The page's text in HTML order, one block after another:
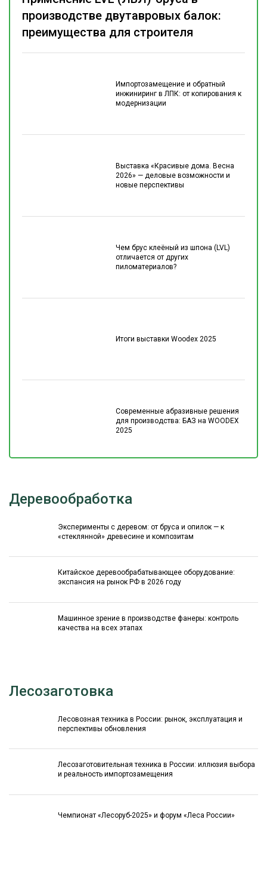
Импортозамещение и обратный
инжиниринг в ЛПК: от копирования к
модернизации
Выставка «Красивые дома. Весна
2026» — деловые возможности и
новые перспективы
Чем брус клеёный из шпона (LVL)
отличается от других
пиломатериалов?
Итоги выставки Woodex 2025
Современные абразивные решения
для производства: БАЗ на WOODEX
2025
производстве двутавровых балок:
преимущества для строителя
Деревообработка
Эксперименты с деревом: от бруса и опилок — к
«стеклянной» древесине и композитам
Китайское деревообрабатывающее оборудование:
экспансия на рынок РФ в 2026 году
Машинное зрение в производстве фанеры: контроль
качества на всех этапах
Лесозаготовка
Лесовозная техника в России: рынок, эксплуатация и
перспективы обновления
Лесозаготовительная техника в России: иллюзия выбора
и реальность импортозамещения
Чемпионат «Лесоруб-2025» и форум «Леса России»